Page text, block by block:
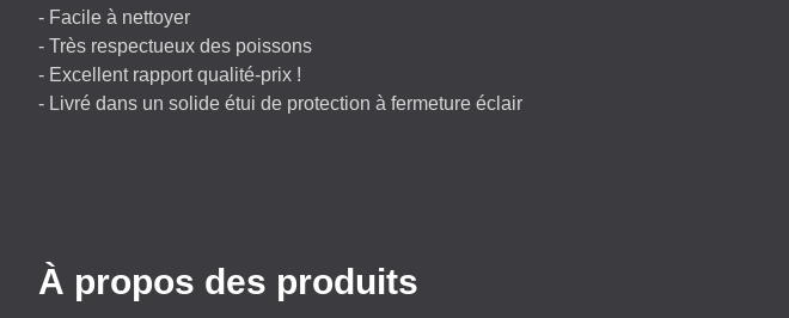
- Facile à nettoyer
- Très respectueux des poissons
- Excellent rapport qualité-prix !
- Livré dans un solide étui de protection à fermeture éclair
À propos des produits